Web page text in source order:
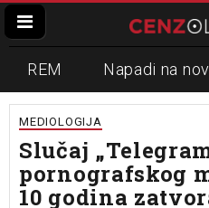
REM Napadi na
Zvučni top
Propaganda
MEDIOLOGIJA
Slučaj
pornografskog
10 godina